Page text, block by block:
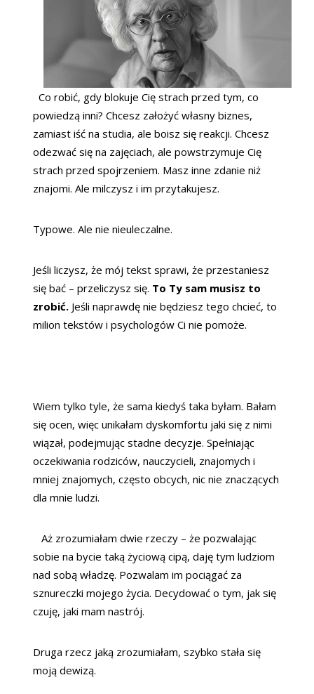
Co robić, gdy blokuje Cię strach przed tym, co
powiedzą inni? Chcesz założyć własny biznes,
zamiast iść na studia, ale boisz się reakcji. Chcesz
odezwać się na zajęciach, ale powstrzymuje Cię
strach przed spojrzeniem. Masz inne zdanie niż
znajomi. Ale milczysz i im przytakujesz.
Typowe. Ale nie nieuleczalne.
Jeśli liczysz, że mój tekst sprawi, że przestaniesz
się bać – przeliczysz się. To Ty sam musisz to
zrobić. Jeśli naprawdę nie będziesz tego chcieć, to
milion tekstów i psychologów Ci nie pomoże.
Wiem tylko tyle, że sama kiedyś taka byłam. Bałam
się ocen, więc unikałam dyskomfortu jaki się z nimi
wiązał, podejmując stadne decyzje. Spełniając
oczekiwania rodziców, nauczycieli, znajomych i
mniej znajomych, często obcych, nic nie znaczących
dla mnie ludzi.
Aż zrozumiałam dwie rzeczy – że pozwalając
sobie na bycie taką życiową cipą, daję tym ludziom
nad sobą władzę. Pozwalam im pociągać za
sznureczki mojego życia. Decydować o tym, jak się
czuję, jaki mam nastrój.
Druga rzecz jaką zrozumiałam, szybko stała się
moją dewizą.